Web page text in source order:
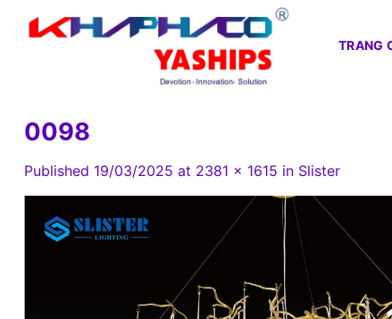
TRANG
0098
Published 19/03/2025 at 2381 × 1615 in Slister